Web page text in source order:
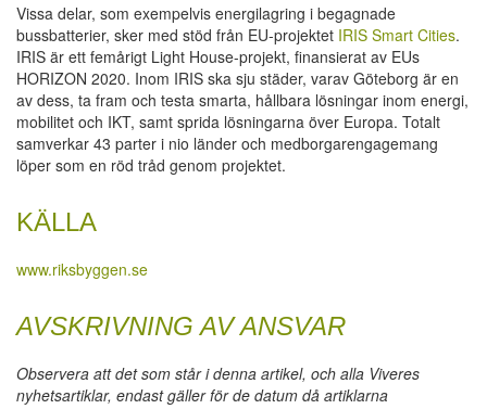
Vissa delar, som exempelvis energilagring i begagnade
bussbatterier, sker med stöd från EU-projektet IRIS Smart Cities.
IRIS är ett femårigt Light House-projekt, finansierat av EUs
HORIZON 2020. Inom IRIS ska sju städer, varav Göteborg är en
av dess, ta fram och testa smarta, hållbara lösningar inom energi,
mobilitet och IKT, samt sprida lösningarna över Europa. Totalt
samverkar 43 parter i nio länder och medborgarengagemang
löper som en röd tråd genom projektet.
KÄLLA
www.riksbyggen.se
AVSKRIVNING AV ANSVAR
Observera att det som står i denna artikel, och alla Viveres
nyhetsartiklar, endast gäller för de datum då artiklarna